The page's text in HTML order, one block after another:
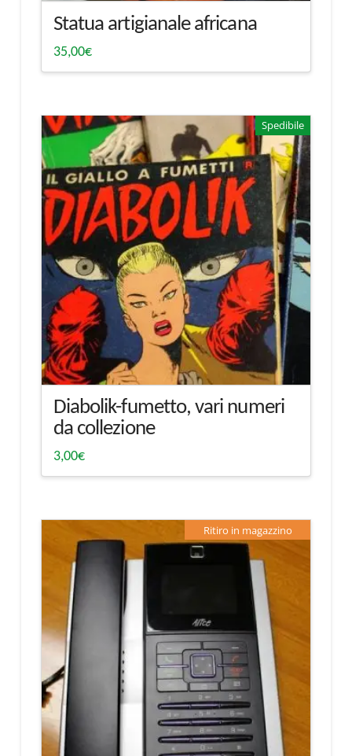
Statua artigianale africana
35,00€
Spedibile
Diabolik-fumetto, vari numeri
da collezione
3,00€
Ritiro in magazzino